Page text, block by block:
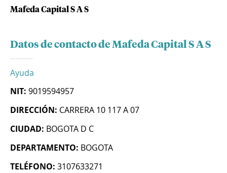
Mafeda Capital S A S
Datos de contacto de Mafeda Capital S A S
Ayuda
NIT: 9019594957
DIRECCIÓN: CARRERA 10 117 A 07
CIUDAD: BOGOTA D C
DEPARTAMENTO: BOGOTA
TELÉFONO: 3107633271